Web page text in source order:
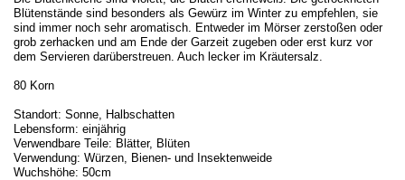
Blütenstände sind besonders als Gewürz im Winter zu empfehlen, sie
sind immer noch sehr aromatisch. Entweder im Mörser zerstoßen oder
grob zerhacken und am Ende der Garzeit zugeben oder erst kurz vor
dem Servieren darüberstreuen. Auch lecker im Kräutersalz.
80 Korn
Standort: Sonne, Halbschatten
Lebensform: einjährig
Verwendbare Teile: Blätter, Blüten
Verwendung: Würzen, Bienen- und Insektenweide
Wuchshöhe: 50cm